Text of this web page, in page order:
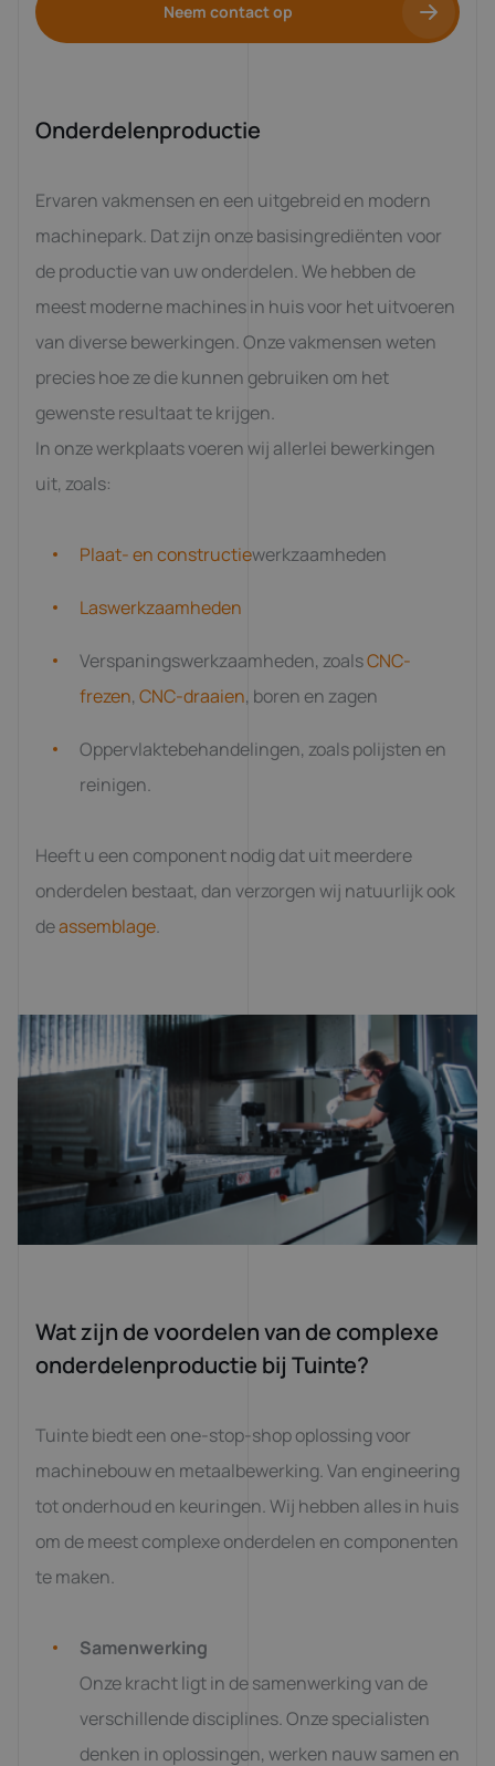
Neem contact op
Onderdelenproductie
Ervaren vakmensen en een uitgebreid en modern
machinepark. Dat zijn onze basisingrediënten voor
de productie van uw onderdelen. We hebben de
meest moderne machines in huis voor het uitvoeren
van diverse bewerkingen. Onze vakmensen weten
precies hoe ze die kunnen gebruiken om het
gewenste resultaat te krijgen.
In onze werkplaats voeren wij allerlei bewerkingen
uit, zoals:
Plaat- en constructiewerkzaamheden
Laswerkzaamheden
Verspaningswerkzaamheden, zoalsCNC-
frezen, CNC-draaien, boren en zagen
Oppervlaktebehandelingen, zoals polijsten en
reinigen.
Heeft u een component nodig dat uit meerdere
onderdelen bestaat, dan verzorgen wij natuurlijk ook
deassemblage.
Wat zijn de voordelen van de complexe
onderdelenproductie bij Tuinte?
Tuinte biedt een one-stop-shop oplossing voor
machinebouw en metaalbewerking. Van engineering
tot onderhoud en keuringen. Wij hebben alles in huis
om de meest complexe onderdelen en componenten
te maken.
Samenwerking
Onze kracht ligt in de samenwerking van de
verschillende disciplines. Onze specialisten
denken in oplossingen, werken nauw samen en